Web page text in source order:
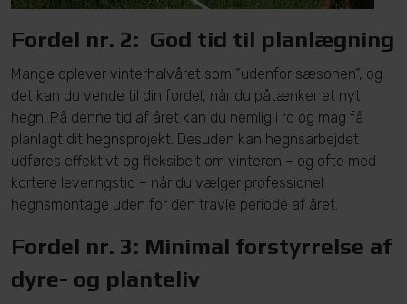
Fordel nr. 2: God tid til planlægning
Mange oplever vinterhalvåret som ”udenfor sæsonen”, og
det kan du vende til din fordel, når du påtænker et nyt
hegn. På denne tid af året kan du nemlig i ro og mag få
planlagt dit hegnsprojekt. Desuden kan hegnsarbejdet
udføres effektivt og fleksibelt om vinteren – og ofte med
kortere leveringstid – når du vælger professionel
hegnsmontage uden for den travle periode af året.
Fordel nr. 3: Minimal forstyrrelse af
dyre- og planteliv